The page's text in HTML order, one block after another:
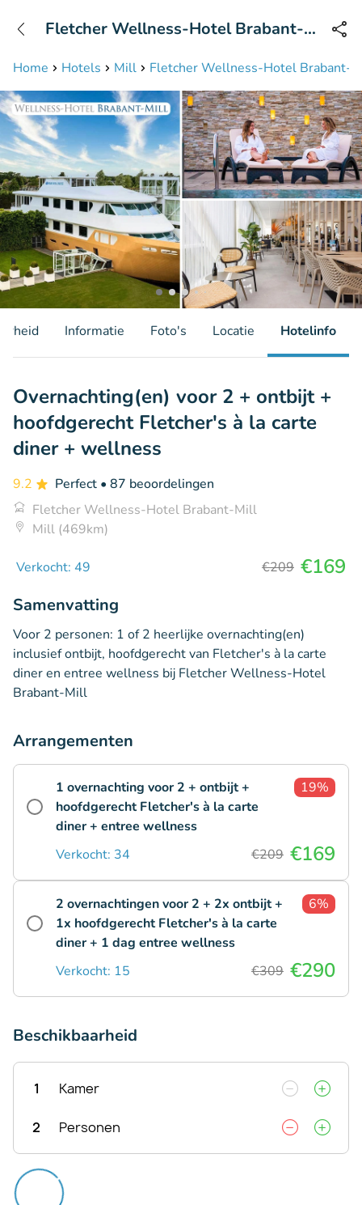
Bereikbaar tot 23:00 uur
Home Hotels Mill Fletcher Wellness-Hotel Brabant-
Fletcher Wellness-Hotel Brabant-
Informatie Foto's Locatie Hotelinfo
Overnachting(en) voor 2 + ontbijt +
hoofdgerecht Fletcher's à la carte
diner + wellness
9.2 Perfect • 87 beoordelingen
Fletcher Wellness-Hotel Brabant-Mill
Mill (469km)
Verkocht: 49 €209 €169
Samenvatting
Voor 2 personen: 1 of 2 heerlijke overnachting(en)
inclusief ontbijt, hoofdgerecht van Fletcher's à la carte
diner en entree wellness bij Fletcher Wellness-Hotel
Brabant-Mill
Arrangementen
1 overnachting voor 2 + ontbijt +
hoofdgerecht Fletcher's à la carte
diner + entree wellness
19%
Verkocht: 34 €209 €169
2 overnachtingen voor 2 + 2x ontbijt +
1x hoofdgerecht Fletcher's à la carte
diner + 1 dag entree wellness
6%
Verkocht: 15 €309 €290
Beschikbaarheid
1 Kamer
2 Personen